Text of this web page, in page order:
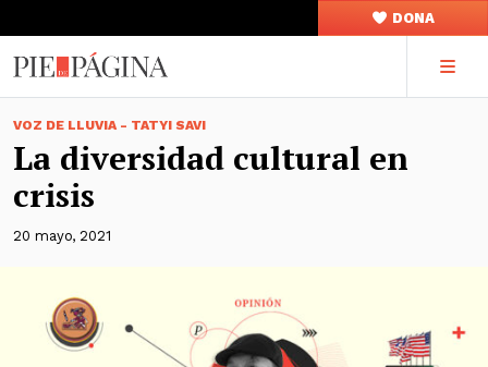
DONA
VOZ DE LLUVIA - TATYI SAVI
La diversidad cultural en
crisis
20 mayo, 2021